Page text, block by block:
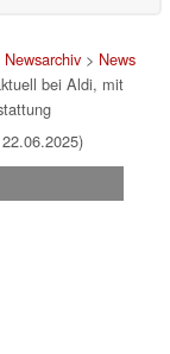
Newsarchiv> News
bei Aldi, mit